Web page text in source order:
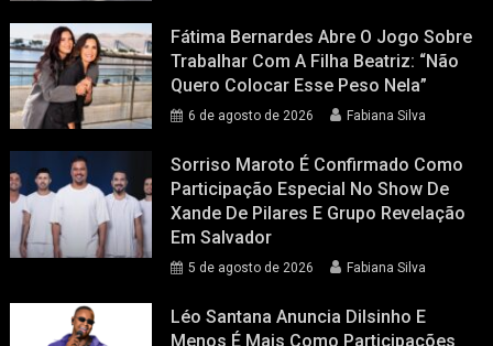
Fátima Bernardes Abre O Jogo Sobre
Trabalhar Com A Filha Beatriz: “Não
Quero Colocar Esse Peso Nela”
6 de agosto de 2026 Fabiana Silva
Sorriso Maroto É Confirmado Como
Participação Especial No Show De
Xande De Pilares E Grupo Revelação
Em Salvador
5 de agosto de 2026 Fabiana Silva
Léo Santana Anuncia Dilsinho E
Menos É Mais Como Participações